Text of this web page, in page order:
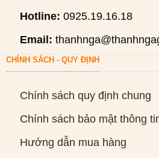
Hotline: 0925.19.16.18
Email:
CHÍNH SÁCH - QUY ĐỊNH
Chính sách quy định chung
Chính sách bảo mật thông
Hướng dẫn mua hàng